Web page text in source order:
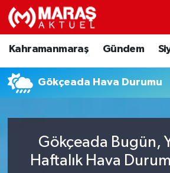
Kahramanmaraş Gündem
Gökçeada Hava Durumu
Gökçeada Bugün,
Haftalık Hava
Kahramanmaraş
Ekonomi
Spor
Nöbetçi Eczaneler
Trafik Durumu
TFF 3.Lig 4.Grup Puan